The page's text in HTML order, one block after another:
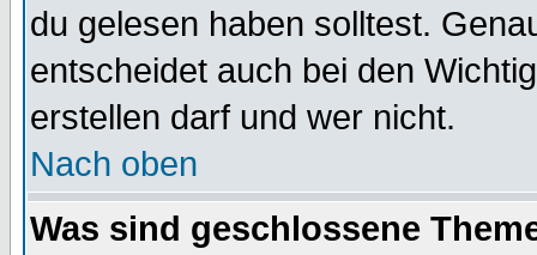
du gelesen haben solltest.
entscheidet auch bei den
erstellen darf und wer nicht.
Nach oben
Was sind geschlossene